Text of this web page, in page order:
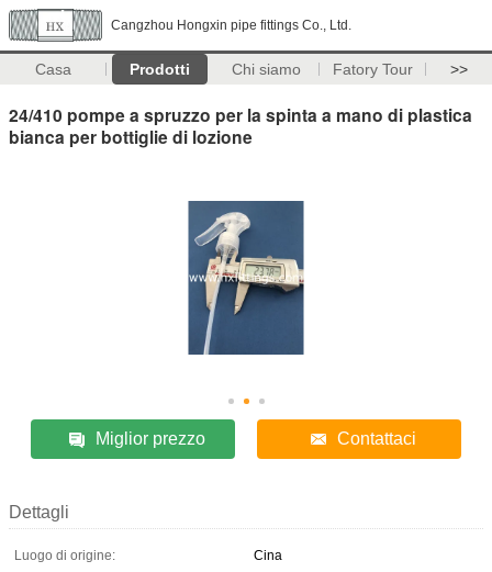
Cangzhou Hongxin pipe fittings Co., Ltd.
Casa Prodotti Chi siamo Fatory Tour >>
24/410 pompe a spruzzo per la spinta a mano di plastica
bianca per bottiglie di lozione
Miglior prezzo Contattaci
Dettagli
Luogo di origine:
Cina